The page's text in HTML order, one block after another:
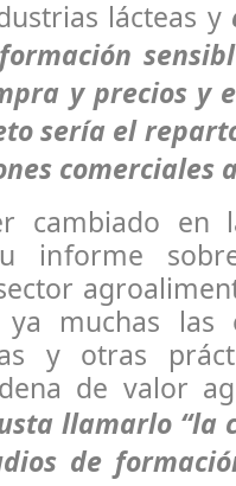
lácteas y
y precios y
sería el
comerciales
cambiado en
informe
muchas las
y otras
de valor
llamarlo “la
de